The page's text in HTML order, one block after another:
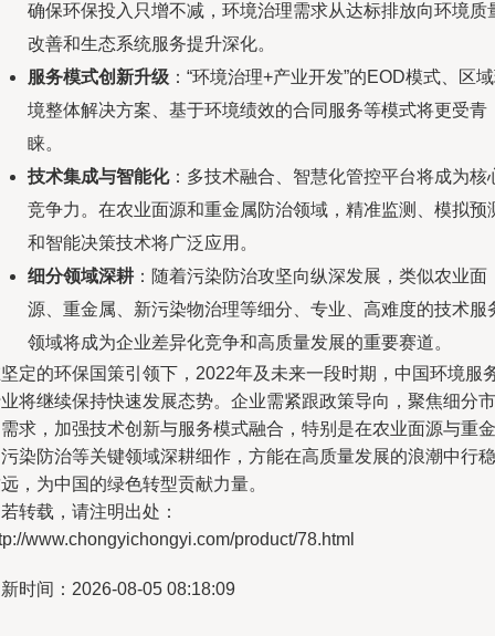
确保环保投入只增不减，环境治理需求从达标排放向环境质
改善和生态系统服务提升深化。
服务模式创新升级 ：“环境治理+产业开发”的EOD模式、区
境整体解决方案、基于环境绩效的合同服务等模式将更受青
睐。
技术集成与智能化：多技术融合、智慧化管控平台将成为核
竞争力。在农业面源和重金属防治领域，精准监测、模拟预
和智能决策技术将广泛应用。
细分领域深耕 ：随着污染防治攻坚向纵深发展，类似农业面
源、重金属、新污染物治理等细分、专业、高难度的技术服
领域将成为企业差异化竞争和高质量发展的重要赛道。
定的环保国策引领下，2022年及未来一段时期，中国环境服
将继续保持快速发展态势。企业需紧跟政策导向，聚焦细分市
求，加强技术创新与服务模式融合，特别是在农业面源与重金
染防治等关键领域深耕细作，方能在高质量发展的浪潮中行稳
，为中国的绿色转型贡献力量。
转载，请注明出处：
www.chongyichongyi.com/product/78.html
时间：2026-08-05 08:18:09